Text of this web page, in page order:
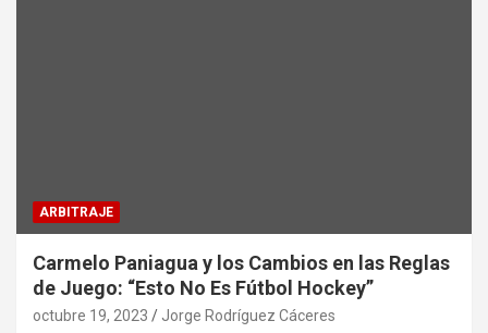
ARBITRAJE
Carmelo Paniagua y los Cambios en las Reglas
de Juego: “Esto No Es Fútbol Hockey”
octubre 19, 2023 Jorge Rodríguez Cáceres